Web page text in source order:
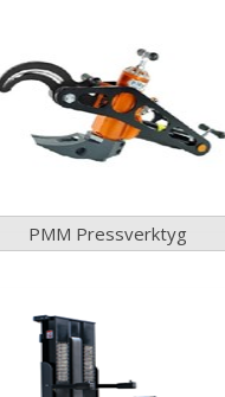
PMM Pressverktyg